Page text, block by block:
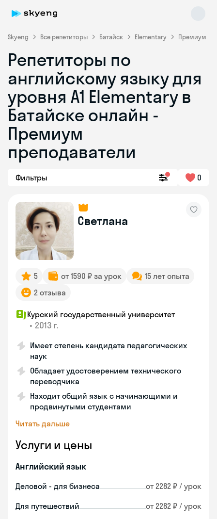
Skyeng Все репетиторы Батайск Elementary Премиум
Репетиторы по
английскому языку для
уровня A1 Elementary в
Батайске онлайн -
Премиум
преподаватели
Фильтры 0
Светлана
5 от 1590 ₽ за урок
15 лет опыта
2 отзыва
Курский государственный университет
• 2013 г.
Имеет степень кандидата педагогических
наук
Обладает удостоверением технического
переводчика
Находит общий язык с начинающими и
продвинутыми студентами
Читать дальше
Услуги и цены
Английский язык
Деловой - для бизнеса от 2282 ₽ / урок
Для путешествий от 2282 ₽ / урок
online